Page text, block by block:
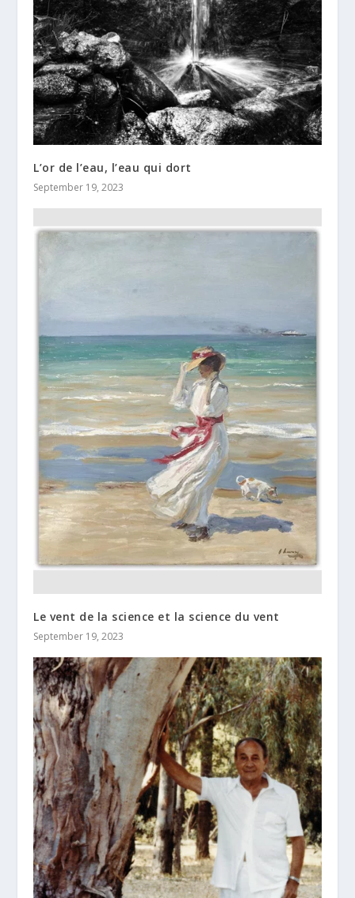
L’or de l’eau, l’eau qui dort
September 19, 2023
Le vent de la science et la science du vent
September 19, 2023